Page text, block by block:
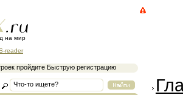
на мир
пройдите Быструю регистрацию
reader